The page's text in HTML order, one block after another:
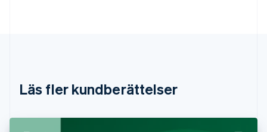
Läs fler kundberättelser
English